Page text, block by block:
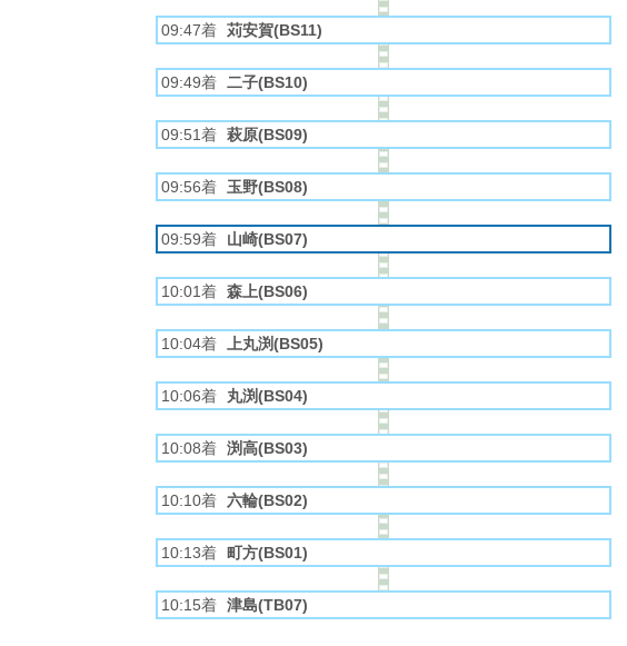
09:47着 苅安賀(BS11)
09:49着 二子(BS10)
09:51着 萩原(BS09)
09:56着 玉野(BS08)
09:59着 山崎(BS07)
10:01着 森上(BS06)
10:04着 上丸渕(BS05)
10:06着 丸渕(BS04)
10:08着 渕高(BS03)
10:10着 六輪(BS02)
10:13着 町方(BS01)
10:15着 津島(TB07)